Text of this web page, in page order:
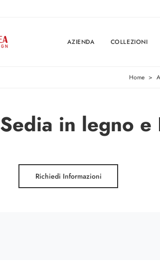
AZIENDA COLLEZIONI
Home >
Sedia in legno
Richiedi Informazioni